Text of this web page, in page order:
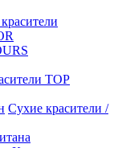
TOP
Сухие красители /